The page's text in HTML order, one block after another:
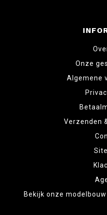
Onze
Algemene
Verzenden
Bekijk onze